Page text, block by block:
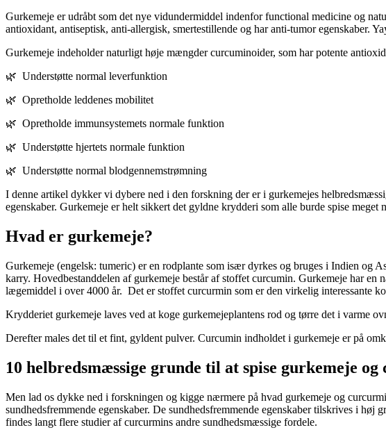
Gurkemeje er udråbt som det nye vidundermiddel indenfor functional medicine og
antioxidant, antiseptisk, anti-allergisk, smertestillende og har anti-tumor egenskaber.
Gurkemeje indeholder naturligt høje mængder curcuminoider, som har potente
🌿 Understøtte normal leverfunktion
🌿 Opretholde leddenes mobilitet
🌿 Opretholde immunsystemets normale funktion
🌿 Understøtte hjertets normale funktion
🌿 Understøtte normal blodgennemstrømning
I denne artikel dykker vi dybere ned i den forskning der er i gurkemejes
egenskaber. Gurkemeje er helt sikkert det gyldne krydderi som alle burde spise meget
Hvad er gurkemeje?
Gurkemeje (engelsk: tumeric) er en rodplante som især dyrkes og bruges i Indien og
karry. Hovedbestanddelen af gurkemeje består af stoffet curcumin. Gurkemeje har
lægemiddel i over 4000 år. Det er stoffet curcurmin som er den virkelig interessante
Krydderiet gurkemeje laves ved at koge gurkemejeplantens rod og tørre det i varme
Derefter males det til et fint, gyldent pulver. Curcumin indholdet i gurkemeje er på
10 helbredsmæssige grunde til at spise gurkemeje
Men lad os dykke ned i forskningen og kigge nærmere på hvad gurkemeje og
sundhedsfremmende egenskaber. De sundhedsfremmende egenskaber tilskrives i
findes langt flere studier af curcurmins andre sundhedsmæssige fordele.